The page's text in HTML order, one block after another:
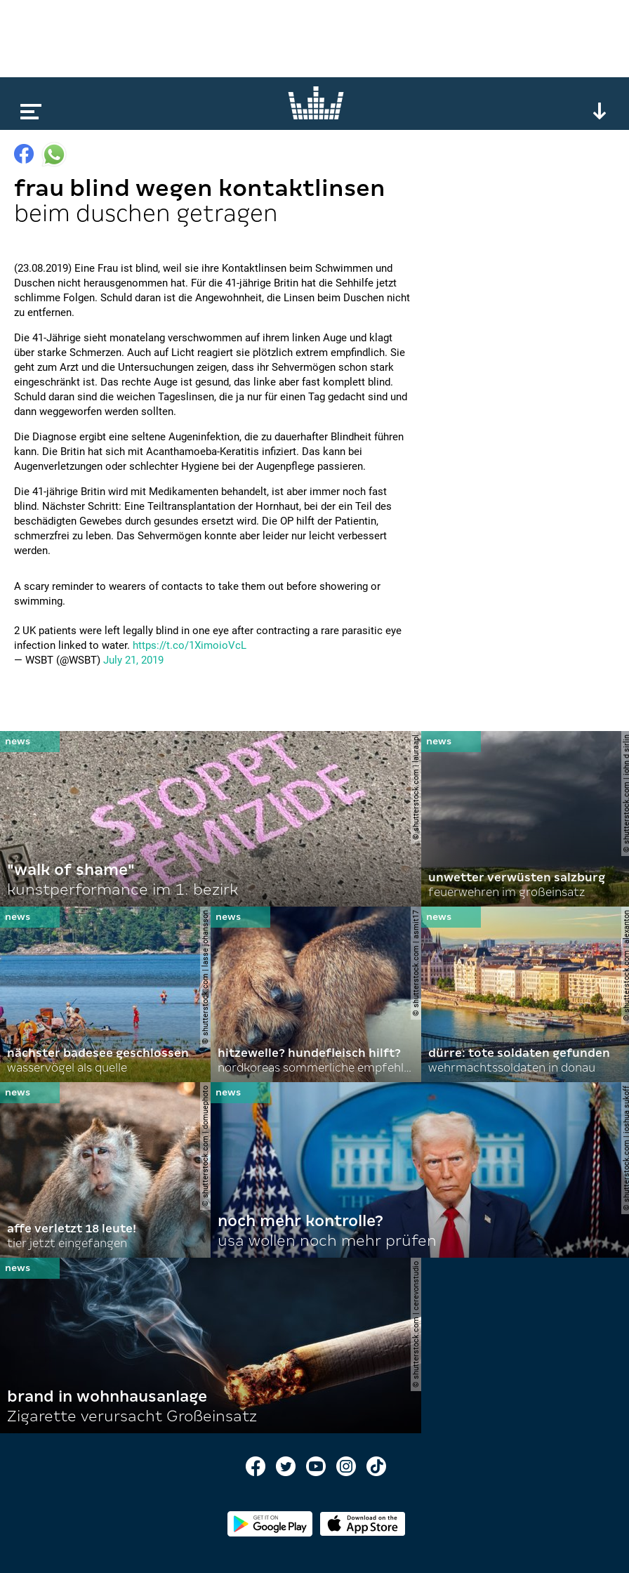
frau blind wegen kontaktlinsen
beim duschen getragen
(23.08.2019) Eine Frau ist blind, weil sie ihre Kontaktlinsen beim Schwimmen und
Duschen nicht herausgenommen hat. Für die 41-jährige Britin hat die Sehhilfe jetzt
schlimme Folgen. Schuld daran ist die Angewohnheit, die Linsen beim Duschen nicht
zu entfernen.
Die 41-Jährige sieht monatelang verschwommen auf ihrem linken Auge und klagt
über starke Schmerzen. Auch auf Licht reagiert sie plötzlich extrem empfindlich. Sie
geht zum Arzt und die Untersuchungen zeigen, dass ihr Sehvermögen schon stark
eingeschränkt ist. Das rechte Auge ist gesund, das linke aber fast komplett blind.
Schuld daran sind die weichen Tageslinsen, die ja nur für einen Tag gedacht sind und
dann weggeworfen werden sollten.
Die Diagnose ergibt eine seltene Augeninfektion, die zu dauerhafter Blindheit führen
kann. Die Britin hat sich mit Acanthamoeba-Keratitis infiziert. Das kann bei
Augenverletzungen oder schlechter Hygiene bei der Augenpflege passieren.
Die 41-jährige Britin wird mit Medikamenten behandelt, ist aber immer noch fast
blind. Nächster Schritt: Eine Teiltransplantation der Hornhaut, bei der ein Teil des
beschädigten Gewebes durch gesundes ersetzt wird. Die OP hilft der Patientin,
schmerzfrei zu leben. Das Sehvermögen konnte aber leider nur leicht verbessert
werden.
A scary reminder to wearers of contacts to take them out before showering or
swimming.
2 UK patients were left legally blind in one eye after contracting a rare parasitic eye
infection linked to water. https://t.co/1XimoioVcL
— WSBT (@WSBT) July 21, 2019
© shutterstock.com | lauraapl
"walk of shame"
kunstperformance im 1. bezirk
©
unwetter verwüsten salzburg
feuerwehren im großeinsatz
© shutterstock.com | lasse johansson
nächster badesee geschlossen
wasservögel als quelle
© shutterstock.com | asmit17
hitzewelle? hundefleisch hilft?
nordkoreas sommerliche empfehlungen
©
dürre: tote soldaten gefunden
wehrmachtssoldaten in donau
© shutterstock.com | domuephoto
affe verletzt 18 leute!
tier jetzt eingefangen
©
noch mehr kontrolle?
usa wollen noch mehr prüfen
© shutterstock.com | cerevonstudio
brand in wohnhausanlage
Zigarette verursacht Großeinsatz